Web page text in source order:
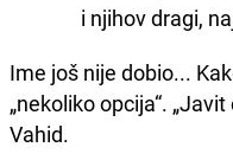
i njihov dragi,
Ime još nije dobio...
„nekoliko opcija“.
Vahid.